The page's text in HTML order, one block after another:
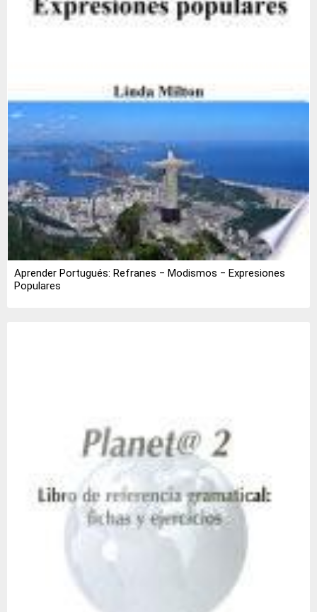
Aprender Portugués: Refranes ‒ Modismos ‒ Expresiones
Populares